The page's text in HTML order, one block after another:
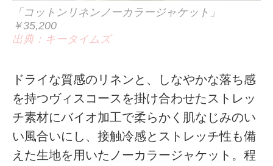
「コットンリネンノーカラージャケット」
￥35,200
出典：キータイムズ
ドライな質感のリネンと、しなやかな落ち感
を持つヴィスコースを掛け合わせたストレッ
チ素材にバイオ加工で柔らかく肌なじみのい
い風合いにし、接触冷感とストレッチ性も備
えた生地を用いたノーカラージャケット。程